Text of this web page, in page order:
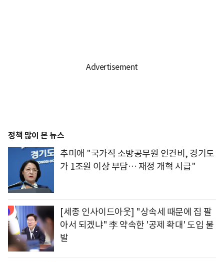
정책 많이 본 뉴스
추미애 "국가직 소방공무원 인건비, 경기도
가 1조원 이상 부담… 재정 개혁 시급"
[세종 인사이드아웃] "상속세 때문에 집 팔
아서 되겠냐" 李 약속한 '공제 확대' 도입 불
발